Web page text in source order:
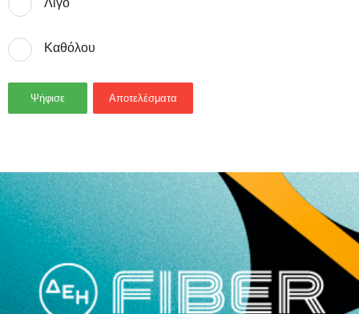
Καθόλου
Ψήφισε Αποτελέσματα
- Advertisement -